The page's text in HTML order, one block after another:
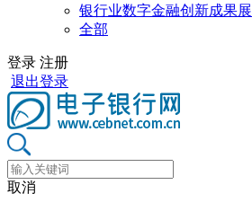
银行业数字金融创新成果展
全部
登录 注册
退出登录
取消